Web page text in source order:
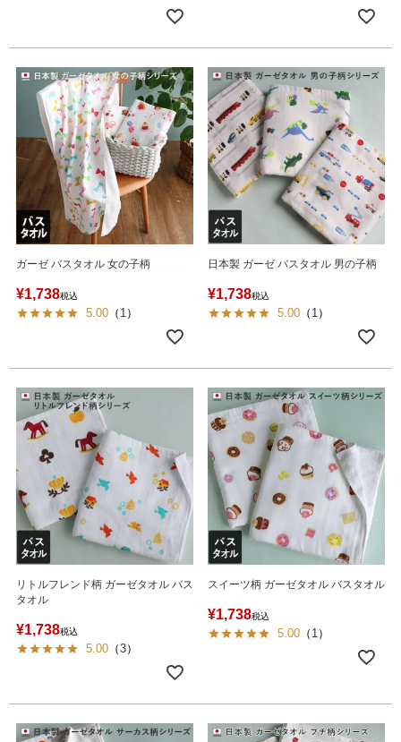
ガーゼ バスタオル 女の子柄
¥1,738税込
5.00 （ 1 ）
日本製 ガーゼ バスタオル 男の子柄
¥1,738税込
5.00 （ 1 ）
リトルフレンド柄 ガーゼタオル バス
タオル
¥1,738税込
5.00 （3）
スイーツ柄 ガーゼタオル バスタオル
¥1,738税込
5.00 （ 1 ）